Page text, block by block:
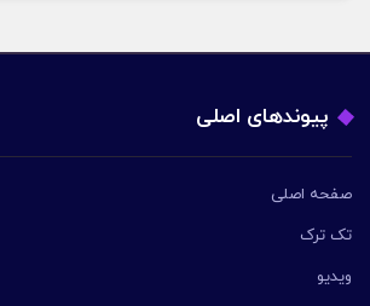
پیوندهای اصلی
صفحه اصلی
تک ترک
ویدیو